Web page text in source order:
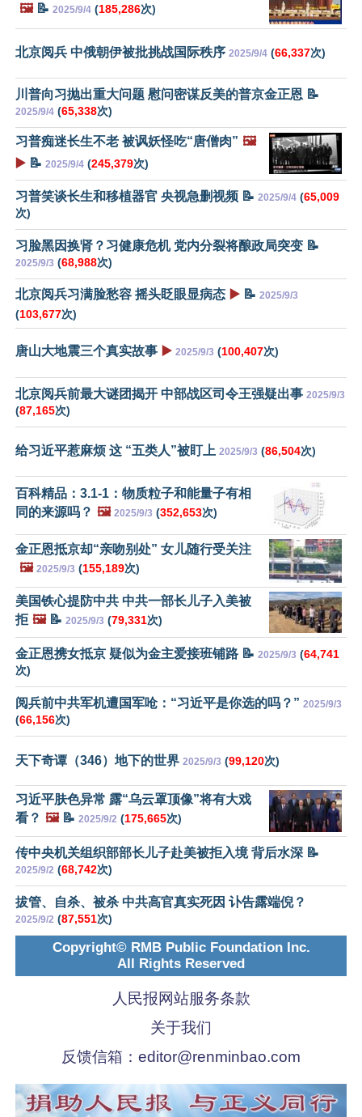
🖼️📝 2025/9/4 (185,286次)
北京阅兵 中俄朝伊被批挑战国际秩序 2025/9/4 (66,337次)
川普向习抛出重大问题 慰问密谋反美的普京金正恩 📝
2025/9/4 (65,338次)
习普痴迷长生不老 被讽妖怪吃“唐僧肉” 🖼️
▶️ 📝 2025/9/4 (245,379次)
习普笑谈长生和移植器官 央视急删视频 📝 2025/9/4 (65,009
次)
习脸黑因换肾？习健康危机 党内分裂将酿政局突变 📝
2025/9/3 (68,988次)
北京阅兵习满脸愁容 摇头眨眼显病态 ▶️ 📝 2025/9/3
(103,677次)
唐山大地震三个真实故事 ▶️ 2025/9/3 (100,407次)
北京阅兵前最大谜团揭开 中部战区司令王强疑出事 2025/9/3
(87,165次)
给习近平惹麻烦 这 “五类人”被盯上 2025/9/3 (86,504次)
百科精品：3.1-1：物质粒子和能量子有相
同的来源吗？ 🖼️ 2025/9/3 (352,653次)
金正恩抵京却“亲吻别处” 女儿随行受关注
🖼️ 2025/9/3 (155,189次)
美国铁心提防中共 中共一部长儿子入美被
拒 🖼️📝 2025/9/3 (79,331次)
金正恩携女抵京 疑似为金主爱接班铺路 📝 2025/9/3 (64,741
次)
阅兵前中共军机遭国军呛：“习近平是你选的吗？” 2025/9/3
(66,156次)
天下奇谭（346）地下的世界 2025/9/3 (99,120次)
习近平肤色异常 露“乌云罩顶像”将有大戏
看？ 🖼️📝 2025/9/2 (175,665次)
传中央机关组织部部长儿子赴美被拒入境 背后水深 📝
2025/9/2 (68,742次)
拔管、自杀、被杀 中共高官真实死因 讣告露端倪？
2025/9/2 (87,551次)
Copyright© RMB Public Foundation Inc.
All Rights Reserved
人民报网站服务条款
关于我们
反馈信箱： editor@renminbao.com